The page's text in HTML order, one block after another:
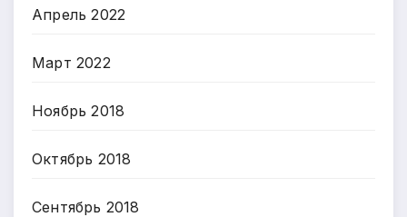
Апрель 2022
Март 2022
Ноябрь 2018
Октябрь 2018
Сентябрь 2018